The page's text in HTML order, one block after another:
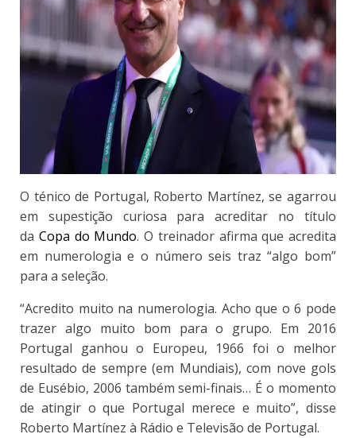
O ténico de Portugal, Roberto Martínez, se agarrou
em supestição curiosa para acreditar no título
da Copa do Mundo. O treinador afirma que acredita
em numerologia e o número seis traz “algo bom”
para a seleção.
“Acredito muito na numerologia. Acho que o 6 pode
trazer algo muito bom para o grupo. Em 2016
Portugal ganhou o Europeu, 1966 foi o melhor
resultado de sempre (em Mundiais), com nove gols
de Eusébio, 2006 também semi-finais… É o momento
de atingir o que Portugal merece e muito”, disse
Roberto Martínez à Rádio e Televisão de Portugal.